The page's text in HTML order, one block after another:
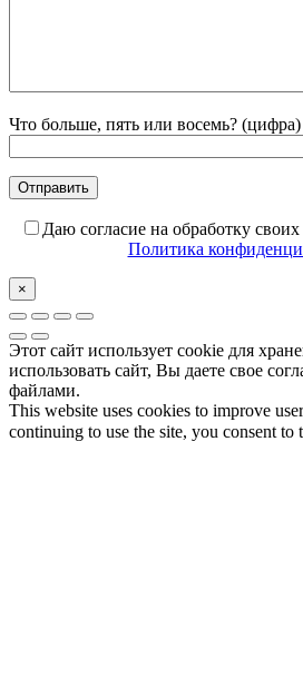
Что больше, пять или восемь? (цифра)
Даю согласие на обработку
Политика
×
Этот сайт использует cookie для
использовать сайт, Вы даете свое
файлами.
This website uses cookies to improve
continuing to use the site, you consent to